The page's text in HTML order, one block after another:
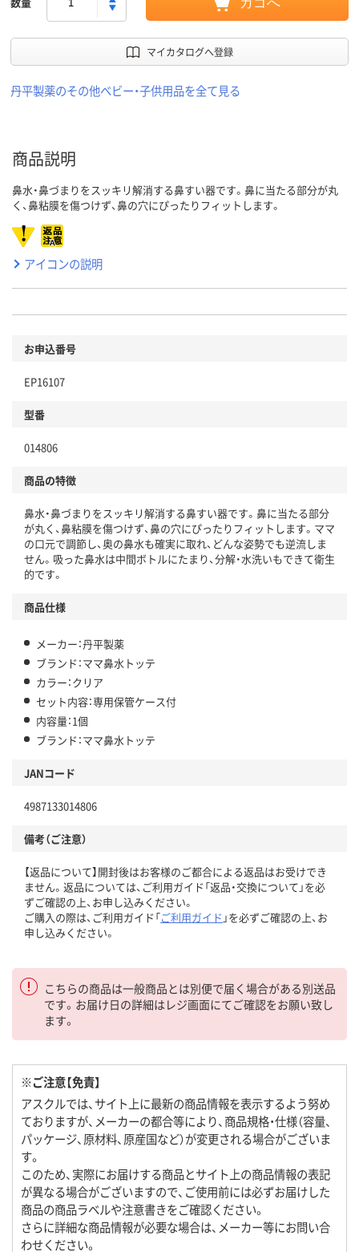
マイカタログへ登録
丹平製薬のその他ベビー・子供用品を全て見る
商品説明
鼻水・鼻づまりをスッキリ解消する鼻すい器です。鼻に当たる部分が丸
く、鼻粘膜を傷つけず、鼻の穴にぴったりフィットします。
アイコンの説明
お申込番号
EP16107
型番
014806
商品の特徴
鼻水・鼻づまりをスッキリ解消する鼻すい器です。鼻に当たる部分
が丸く、鼻粘膜を傷つけず、鼻の穴にぴったりフィットします。ママ
の口元で調節し、奥の鼻水も確実に取れ、どんな姿勢でも逆流しま
せん。吸った鼻水は中間ボトルにたまり、分解・水洗いもできて衛生
的です。
商品仕様
メーカー：丹平製薬
ブランド：ママ鼻水トッテ
カラー：クリア
セット内容：専用保管ケース付
内容量：1個
ブランド：ママ鼻水トッテ
JANコード
4987133014806
備考（ご注意）
【返品について】開封後はお客様のご都合による返品はお受けでき
ません。返品については、ご利用ガイド「返品・交換について」を必
ずご確認の上、お申し込みください。
ご購入の際は、ご利用ガイド「ご利用ガイド 」を必ずご確認の上、お
申し込みください。
こちらの商品は一般商品とは別便で届く場合がある別送品
です。お届け日の詳細はレジ画面にてご確認をお願い致し
ます。
※ご注意【免責】
アスクルでは、サイト上に最新の商品情報を表示するよう努め
ておりますが、メーカーの都合等により、商品規格・仕様（容量、
パッケージ、原材料、原産国など）が変更される場合がございま
す。
このため、実際にお届けする商品とサイト上の商品情報の表記
が異なる場合がございますので、ご使用前には必ずお届けした
商品の商品ラベルや注意書きをご確認ください。
さらに詳細な商品情報が必要な場合は、メーカー等にお問い合
わせください。